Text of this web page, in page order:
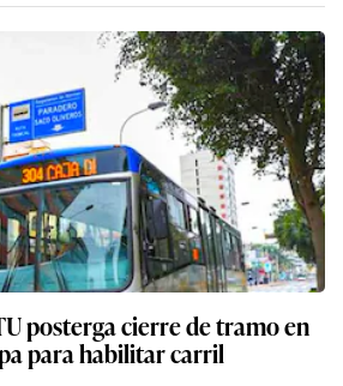
posterga cierre de tramo en
para habilitar carril